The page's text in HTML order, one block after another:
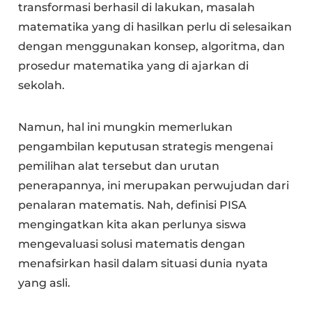
transformasi berhasil di lakukan, masalah
matematika yang di hasilkan perlu di selesaikan
dengan menggunakan konsep, algoritma, dan
prosedur matematika yang di ajarkan di
sekolah.
Namun, hal ini mungkin memerlukan
pengambilan keputusan strategis mengenai
pemilihan alat tersebut dan urutan
penerapannya, ini merupakan perwujudan dari
penalaran matematis. Nah, definisi PISA
mengingatkan kita akan perlunya siswa
mengevaluasi solusi matematis dengan
menafsirkan hasil dalam situasi dunia nyata
yang asli.